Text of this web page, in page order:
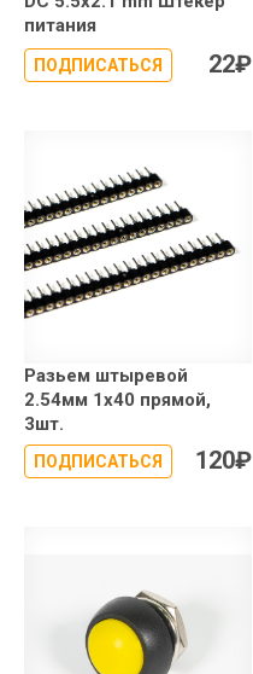
питания
ПОДПИСАТЬСЯ 22₽
Разьем штыревой
2.54мм 1х40 прямой,
3шт.
ПОДПИСАТЬСЯ 120₽